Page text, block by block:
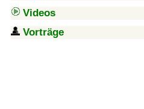
Videos
Vorträge